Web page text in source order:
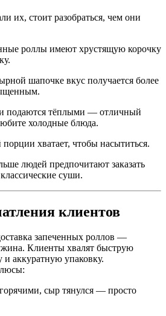
их, стоит разобраться, чем они
роллы имеют хрустящую корочку
шапочке вкус получается более
подаются тёплыми — отличный
холодные блюда.
хватает, чтобы насытиться.
людей предпочитают заказать
суши.
клиентов
запеченных роллов —
Клиенты хвалят быструю
и аккуратную упаковку.
сыр тянулся — просто